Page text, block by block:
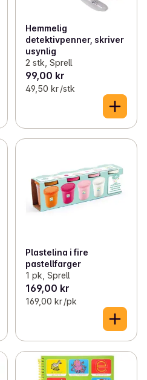
Hemmelig
detektivpenner, skriver
usynlig
2 stk, Sprell
99,00 kr
49,50 kr /stk
Plastelina i fire
pastellfarger
1 pk, Sprell
169,00 kr
169,00 kr /pk